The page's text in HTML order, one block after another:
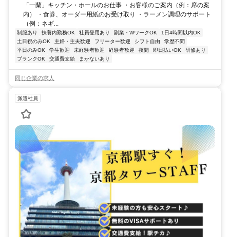
「一蘭」キッチン・ホールのお仕事 ・お客様のご案内（例：席の案
内） ・食券、オーダー用紙のお受け取り ・ラーメン調理のサポート
（例：ネギ...
制服あり 扶養内勤務OK 社員登用あり 副業・WワークOK
1日4時間以内OK
土日祝のみOK
主婦・主夫歓迎 フリーター歓迎 シフト自由
学歴不問
平日のみOK
学生歓迎 未経験者歓迎 経験者歓迎 夜間 即日払いOK
研修あり
ブランクOK
交通費支給 まかないあり
同じ企業の求人
派遣社員